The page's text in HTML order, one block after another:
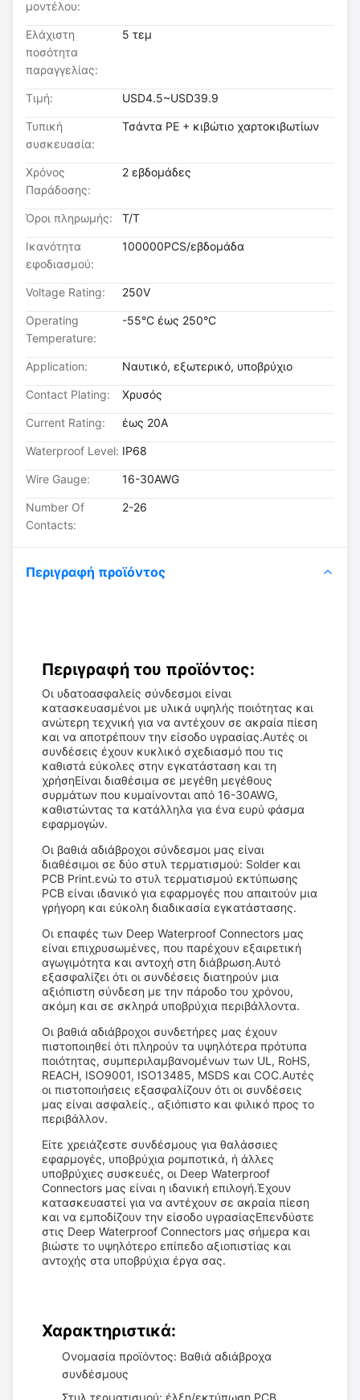
μοντέλου:
Ελάχιστη
ποσότητα
παραγγελίας:
5 τεμ
Τιμή: USD4.5~USD39.9
Τυπική
συσκευασία:
Τσάντα PE + κιβώτιο χαρτοκιβωτίων
Χρόνος
Παράδοσης:
2 εβδομάδες
Όροι πληρωμής: T/T
Ικανότητα
εφοδιασμού:
100000PCS/εβδομάδα
Voltage Rating: 250V
Operating
Temperature:
-55°C έως 250°C
Application: Ναυτικό, εξωτερικό, υποβρύχιο
Contact Plating: Χρυσός
Current Rating: έως 20A
Waterproof Level: IP68
Wire Gauge: 16-30AWG
Number Of
Contacts:
2-26
Περιγραφή προϊόντος
Περιγραφή του προϊόντος:
Οι υδατοασφαλείς σύνδεσμοι είναι
κατασκευασμένοι με υλικά υψηλής ποιότητας και
ανώτερη τεχνική για να αντέχουν σε ακραία πίεση
και να αποτρέπουν την είσοδο υγρασίας.Αυτές οι
συνδέσεις έχουν κυκλικό σχεδιασμό που τις
καθιστά εύκολες στην εγκατάσταση και τη
χρήσηΕίναι διαθέσιμα σε μεγέθη μεγέθους
συρμάτων που κυμαίνονται από 16-30AWG,
καθιστώντας τα κατάλληλα για ένα ευρύ φάσμα
εφαρμογών.
Οι βαθιά αδιάβροχοι σύνδεσμοι μας είναι
διαθέσιμοι σε δύο στυλ τερματισμού: Solder και
PCB Print.ενώ το στυλ τερματισμού εκτύπωσης
PCB είναι ιδανικό για εφαρμογές που απαιτούν μια
γρήγορη και εύκολη διαδικασία εγκατάστασης.
Οι επαφές των Deep Waterproof Connectors μας
είναι επιχρυσωμένες, που παρέχουν εξαιρετική
αγωγιμότητα και αντοχή στη διάβρωση.Αυτό
εξασφαλίζει ότι οι συνδέσεις διατηρούν μια
αξιόπιστη σύνδεση με την πάροδο του χρόνου,
ακόμη και σε σκληρά υποβρύχια περιβάλλοντα.
Οι βαθιά αδιάβροχοι συνδετήρες μας έχουν
πιστοποιηθεί ότι πληρούν τα υψηλότερα πρότυπα
ποιότητας, συμπεριλαμβανομένων των UL, RoHS,
REACH, ISO9001, ISO13485, MSDS και COC.Αυτές
οι πιστοποιήσεις εξασφαλίζουν ότι οι συνδέσεις
μας είναι ασφαλείς., αξιόπιστο και φιλικό προς το
περιβάλλον.
Είτε χρειάζεστε συνδέσμους για θαλάσσιες
εφαρμογές, υποβρύχια ρομποτικά, ή άλλες
υποβρύχιες συσκευές, οι Deep Waterproof
Connectors μας είναι η ιδανική επιλογή.Έχουν
κατασκευαστεί για να αντέχουν σε ακραία πίεση
και να εμποδίζουν την είσοδο υγρασίαςΕπενδύστε
στις Deep Waterproof Connectors μας σήμερα και
βιώστε το υψηλότερο επίπεδο αξιοπιστίας και
αντοχής στα υποβρύχια έργα σας.
Χαρακτηριστικά:
Ονομασία προϊόντος: Βαθιά αδιάβροχα
συνδέσμους
Στυλ τερματισμού: έλξη/εκτύπωση PCB